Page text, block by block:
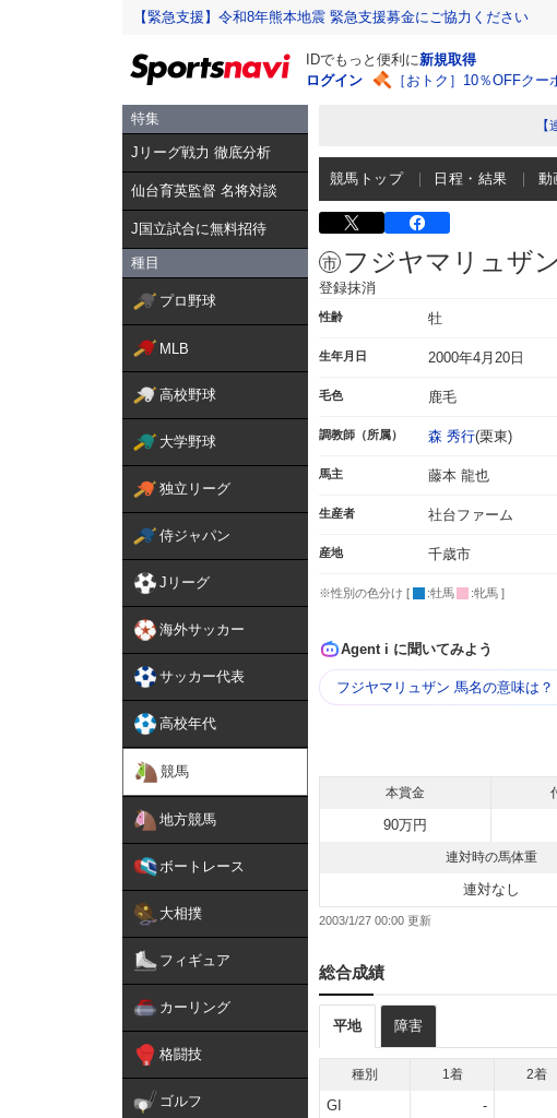
【緊急支援】令和8年熊本地震 緊急支援募金にご協力ください
IDでもっと便利に新規取得
ログイン
［おトク］10％OFFクー
特集
Jリーグ戦力 徹底分析
仙台育英監督 名将対談
J国立試合に無料招待
種目
プロ野球
MLB
高校野球
大学野球
独立リーグ
侍ジャパン
Jリーグ
海外サッカー
サッカー代表
高校年代
競馬
地方競馬
ボートレース
大相撲
フィギュア
カーリング
格闘技
ゴルフ
競馬トップ 日程・結果 動
フジヤマリュザン
登録抹消
性齢 牡
生年月日 2000年4月20日
毛色 鹿毛
調教師（所属） 森 秀行(栗東)
馬主 藤本 龍也
生産者 社台ファーム
産地 千歳市
※性別の色分け [ :牡馬 :牝馬 ]
Agent i に聞いてみよう
フジヤマリュザン 馬名の意味は？
本賞金
90万円
連対時の馬体重
連対なし
2003/1/27 00:00
総合成績
平地 障害
種別 1着 2着
GI -